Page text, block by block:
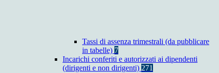
Tassi di assenza trimestrali (da pubblicare
in tabelle) 7
Incarichi conferiti e autorizzati ai dipendenti
(dirigenti e non dirigenti) 271